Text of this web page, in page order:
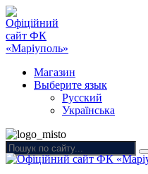
Магазин
Выберите язык
Русский
Українська